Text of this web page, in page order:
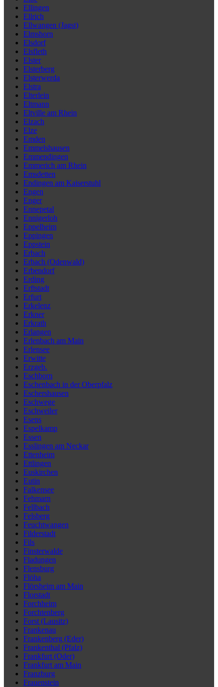
Ellingen
Ellrich
Ellwangen (Jagst)
Elmshorn
Elsdorf
Elsfleth
Elster
Elsterberg
Elsterwerda
Elstra
Elterlein
Eltmann
Eltville am Rhein
Elzach
Elze
Emden
Emmelshausen
Emmendingen
Emmerich am Rhein
Emsdetten
Endingen am Kaiserstuhl
Engen
Enger
Ennepetal
Ennigerloh
Eppelheim
Eppingen
Eppstein
Erbach
Erbach (Odenwald)
Erbendorf
Erding
Erftstadt
Erfurt
Erkelenz
Erkner
Erkrath
Erlangen
Erlenbach am Main
Erlensee
Erwitte
Erzgeb.
Eschborn
Eschenbach in der Oberpfalz
Eschershausen
Eschwege
Eschweiler
Esens
Espelkamp
Essen
Esslingen am Neckar
Ettenheim
Ettlingen
Euskirchen
Eutin
Falkensee
Fehmarn
Fellbach
Felsberg
Feuchtwangen
Filderstadt
Fils
Finsterwalde
Fladungen
Flensburg
Flöha
Flörsheim am Main
Florstadt
Forchheim
Forchtenberg
Forst (Lausitz)
Frankenau
Frankenberg (Eder)
Frankenthal (Pfalz)
Frankfurt (Oder)
Frankfurt am Main
Franzburg
Frauenstein